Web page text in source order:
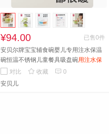
¥94.00
已售0件
安贝尔牌宝宝辅食碗婴儿专用注水保温
碗恒温不锈钢儿童餐具吸盘碗用注水保
温碗恒温不锈钢儿童餐具吸盘碗
对比  收藏  0
安贝儿